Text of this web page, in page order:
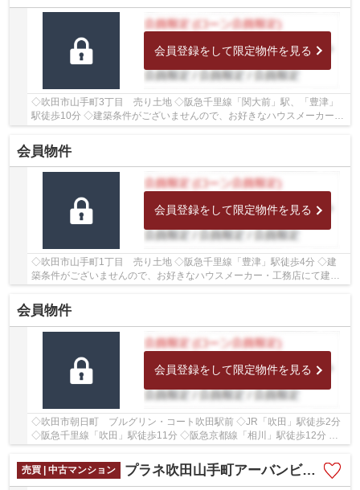
会員登録をして限定物件を見る
◇吹田市山手町3丁目 売り土地 ◇阪急千里線「関大前」駅、「豊津」
駅徒歩10分 ◇建築条件がございませんので、お好きなハウスメーカー・
工務店にて建築いただけます ◇土地面積約40.53坪...
会員物件
会員登録をして限定物件を見る
◇吹田市山手町1丁目 売り土地 ◇阪急千里線「豊津」駅徒歩4分 ◇建
築条件がございませんので、お好きなハウスメーカー・工務店にて建築
会員物件
会員登録をして限定物件を見る
◇吹田市朝日町 ブルグリン・コート吹田駅前 ◇JR「吹田」駅徒歩2分
◇阪急千里線「吹田」駅徒歩11分 ◇阪急京都線「相川」駅徒歩12分 ◇1
売買 | 中古マンション
プラネ吹田山手町アーバンビュー